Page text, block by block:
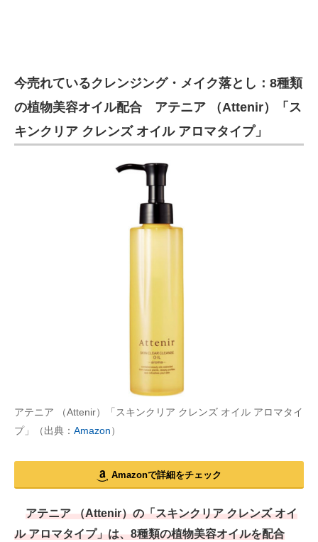
今売れているクレンジング・メイク落とし：8種類
の植物美容オイル配合 アテニア （Attenir）「ス
キンクリア クレンズ オイル アロマタイプ」
アテニア （Attenir）「スキンクリア クレンズ オイル アロマタイ
プ」（出典： Amazon）
Amazonで詳細をチェック
アテニア （Attenir）の「スキンクリア クレンズ オイ
ル アロマタイプ」は、8種類の植物美容オイルを配合